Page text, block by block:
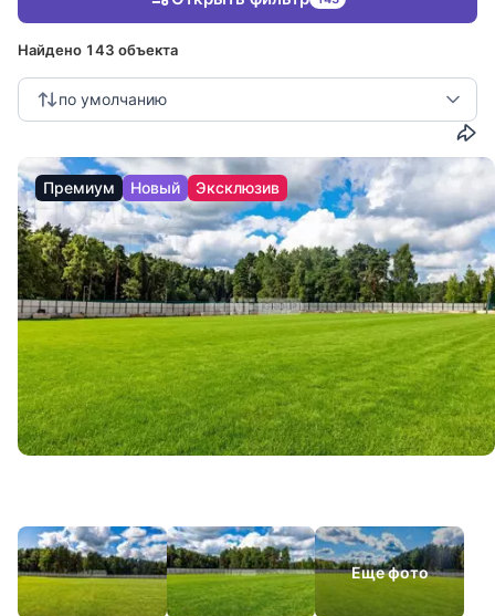
лидером на двух основных рынках: коммерческой и элитной
от исследования рынка и создания концепции проекта, до
инвестиционной продажи объектов.
Найдено 143 объекта
по умолчанию
Премиум Новый Эксклюзив
Еще фото